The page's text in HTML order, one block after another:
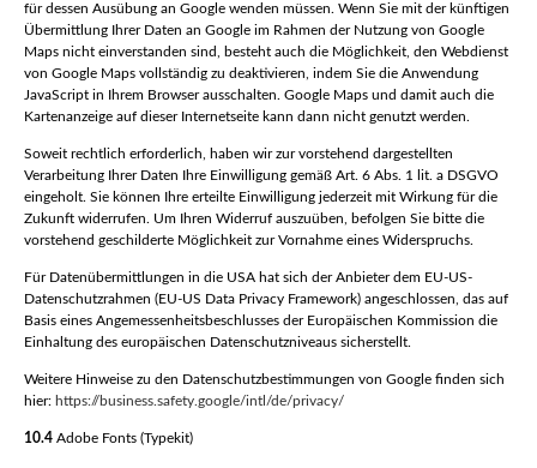
für dessen Ausübung an Google wenden müssen. Wenn Sie mit der künftigen
Übermittlung Ihrer Daten an Google im Rahmen der Nutzung von Google
Maps nicht einverstanden sind, besteht auch die Möglichkeit, den Webdienst
von Google Maps vollständig zu deaktivieren, indem Sie die Anwendung
JavaScript in Ihrem Browser ausschalten. Google Maps und damit auch die
Kartenanzeige auf dieser Internetseite kann dann nicht genutzt werden.
Soweit rechtlich erforderlich, haben wir zur vorstehend dargestellten
Verarbeitung Ihrer Daten Ihre Einwilligung gemäß Art. 6 Abs. 1 lit. a DSGVO
eingeholt. Sie können Ihre erteilte Einwilligung jederzeit mit Wirkung für die
Zukunft widerrufen. Um Ihren Widerruf auszuüben, befolgen Sie bitte die
vorstehend geschilderte Möglichkeit zur Vornahme eines Widerspruchs.
Für Datenübermittlungen in die USA hat sich der Anbieter dem EU-US-
Datenschutzrahmen (EU-US Data Privacy Framework) angeschlossen, das auf
Basis eines Angemessenheitsbeschlusses der Europäischen Kommission die
Einhaltung des europäischen Datenschutzniveaus sicherstellt.
Weitere Hinweise zu den Datenschutzbestimmungen von Google finden sich
hier: https://business.safety.google/intl /de/privacy/
10.4 Adobe Fonts (Typekit)